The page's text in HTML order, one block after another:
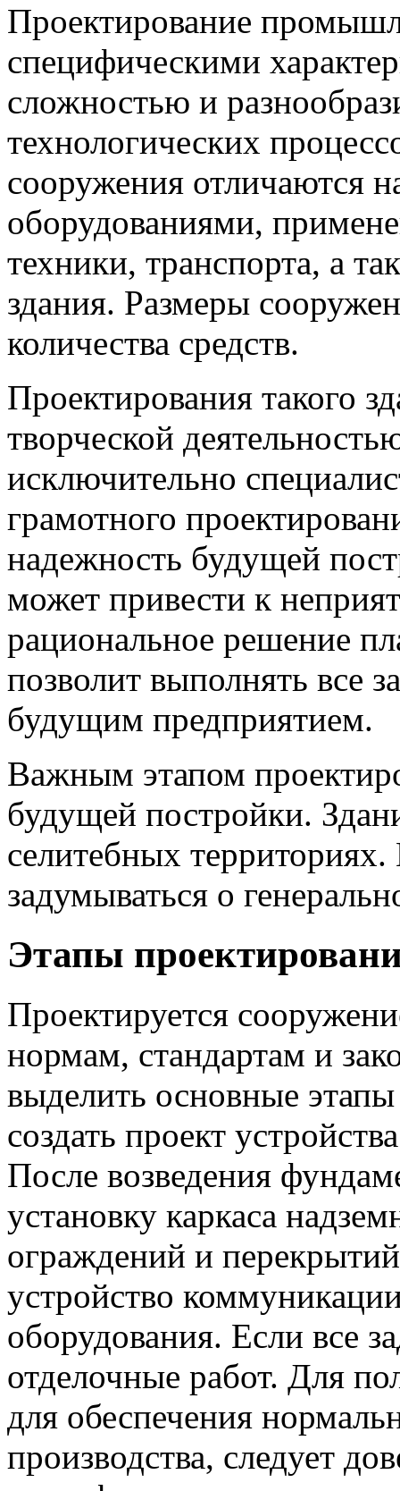
Проектирование
специфическими
сложностью и
технологических
сооружения
оборудованиями,
техники, транспорта, а
здания. Размеры
количества средств.
Проектирования такого
творческой
исключительно
грамотного
надежность будущей
может привести к
рациональное решение
позволит выполнять все
будущим предприятием.
Важным этапом
будущей постройки.
селитебных
задумываться о
Этапы
Проектируется
нормам, стандартам и
выделить основные
создать проект
После возведения
установку каркаса
ограждений и
устройство
оборудования. Если все
отделочные работ. Для
для обеспечения
производства, следует